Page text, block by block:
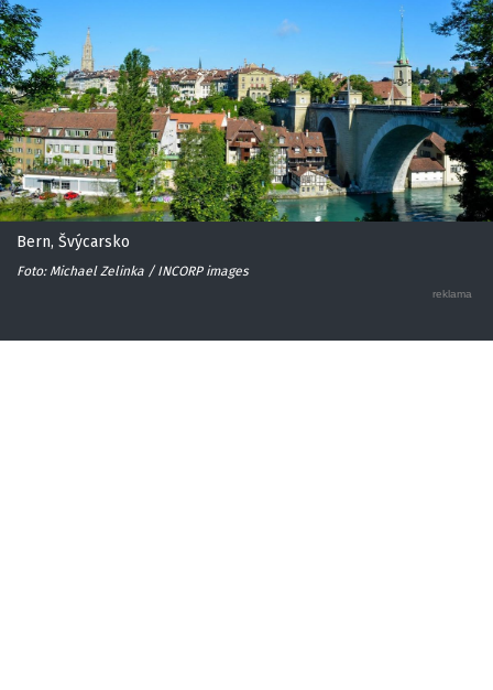
Bern, Švýcarsko
Foto: Michael Zelinka / INCORP images